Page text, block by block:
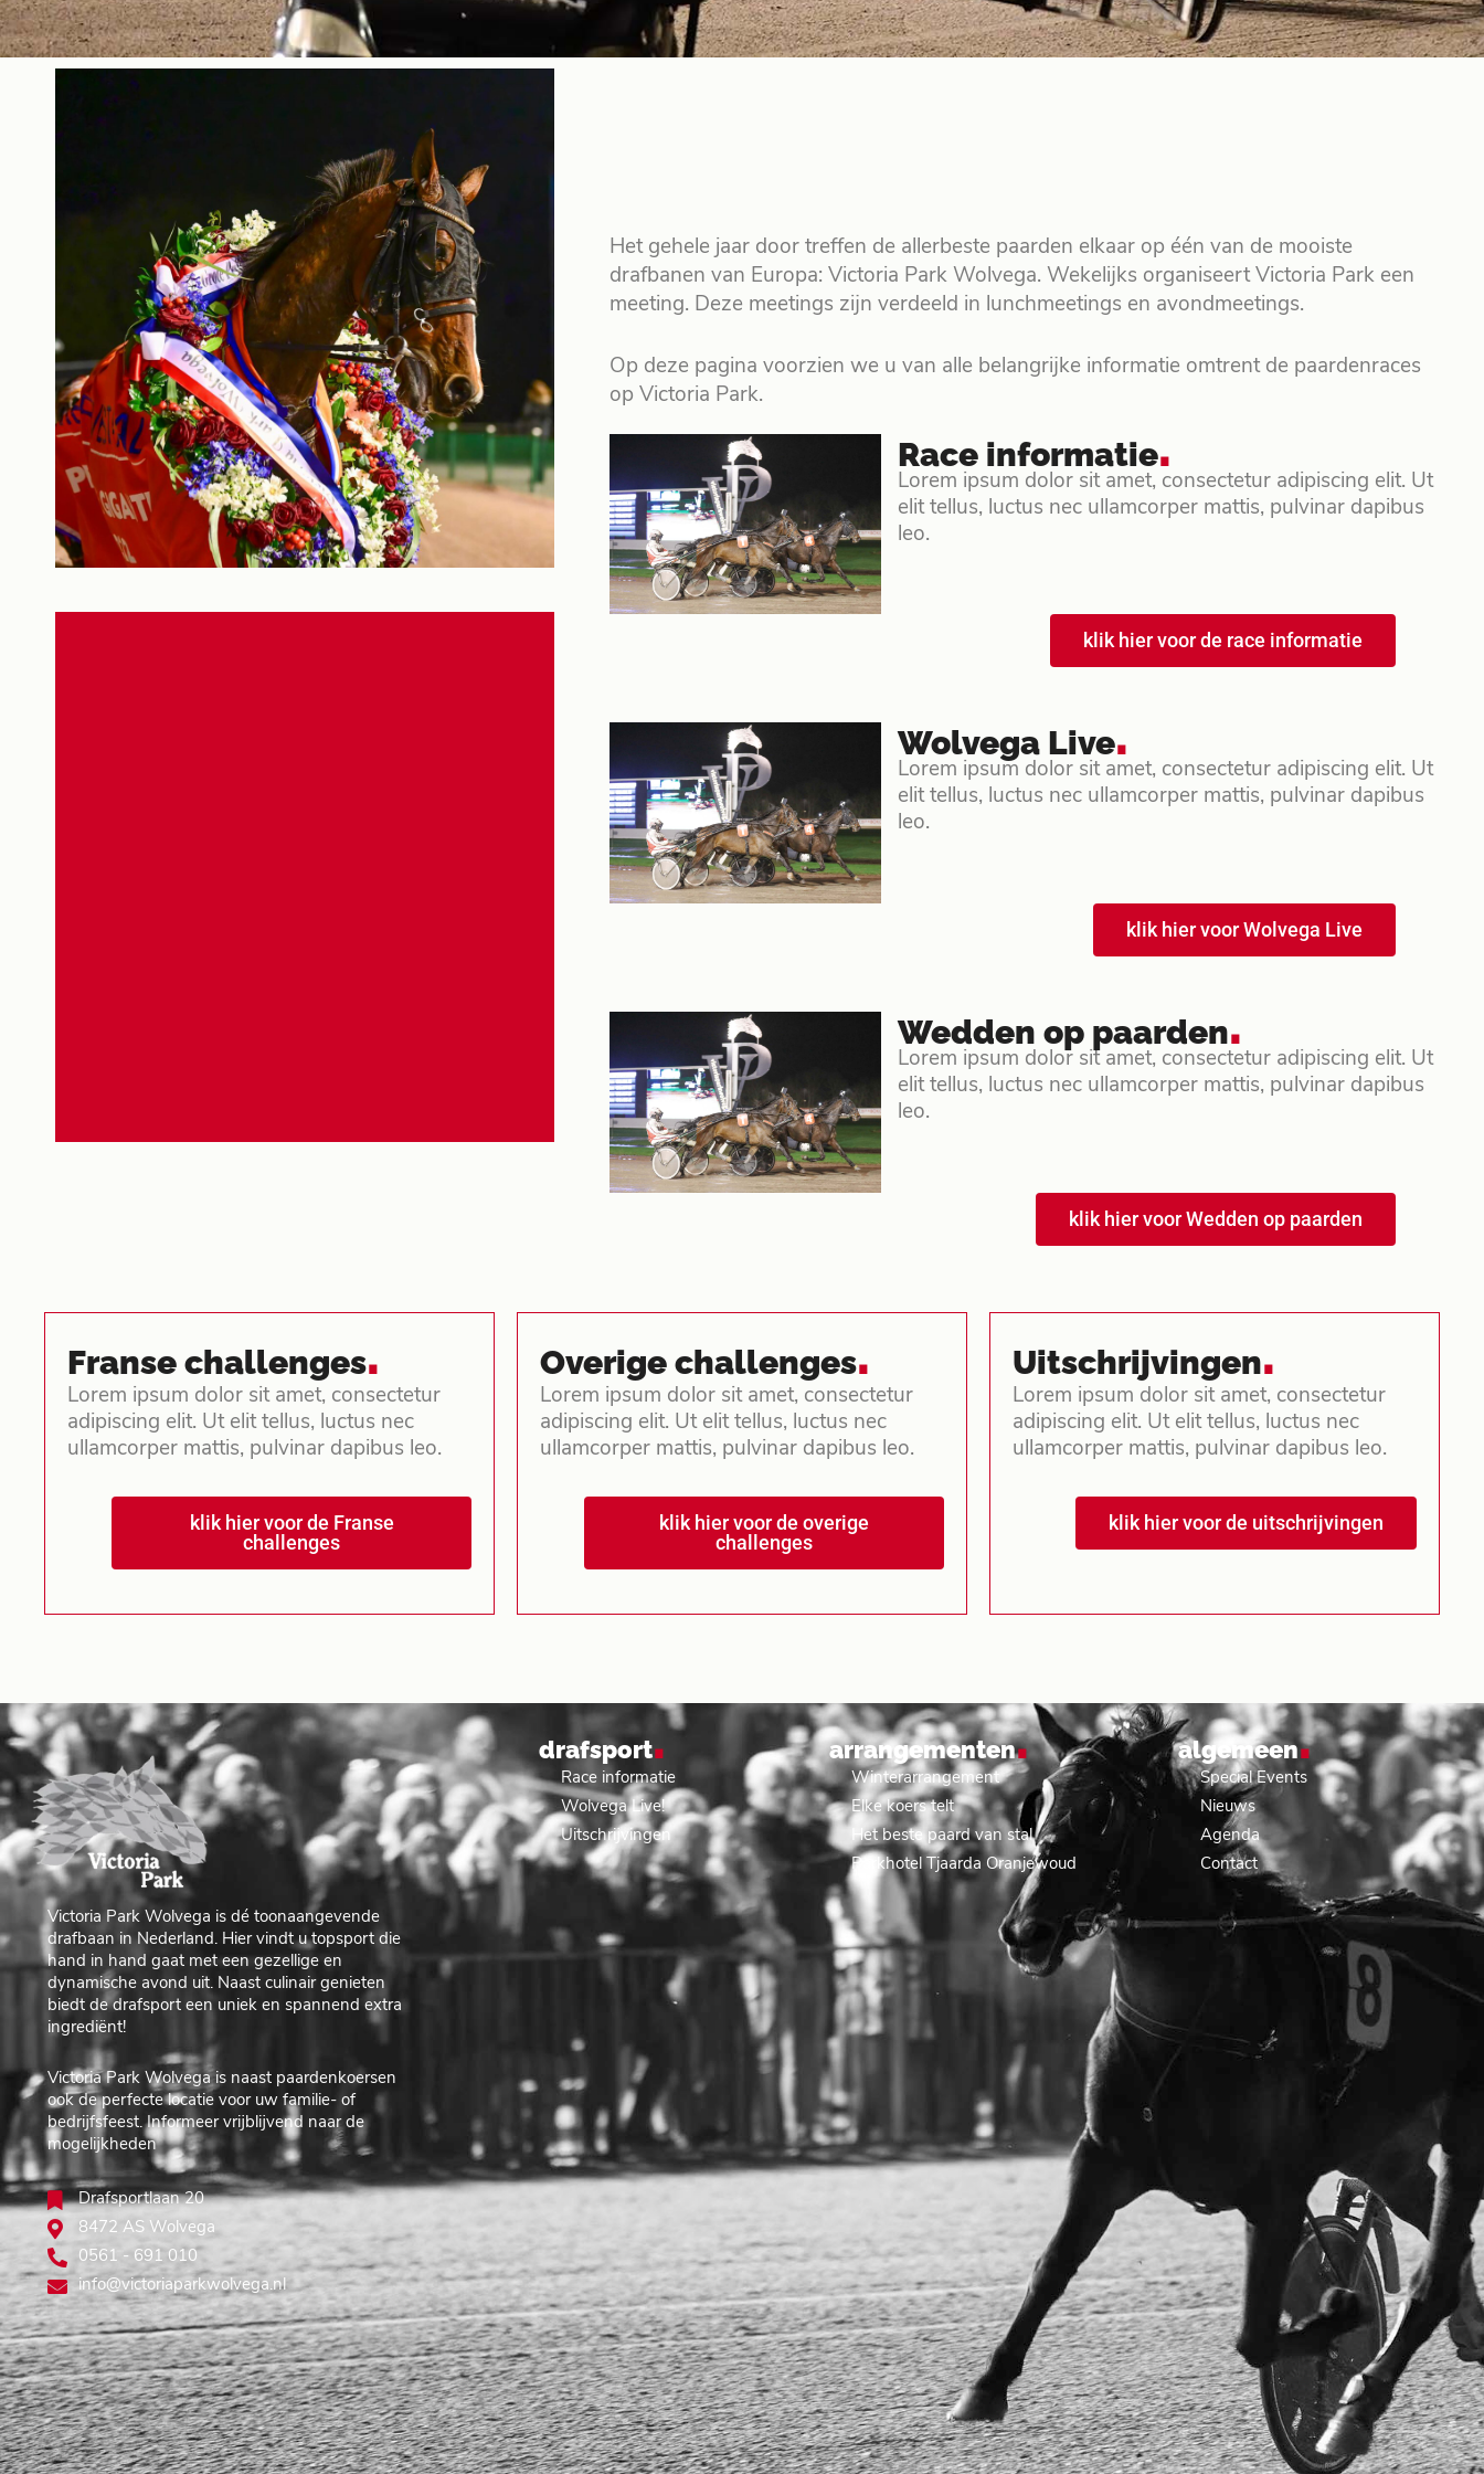
Het gehele jaar door treffen de allerbeste paarden elkaar op één van de mooiste
drafbanen van Europa: Victoria Park Wolvega. Wekelijks organiseert Victoria Park een
meeting. Deze meetings zijn verdeeld in lunchmeetings en avondmeetings.
Op deze pagina voorzien we u van alle belangrijke informatie omtrent de paardenraces
op Victoria Park.
Race informatie.
Lorem ipsum dolor sit amet, consectetur adipiscing elit. Ut
elit tellus, luctus nec ullamcorper mattis, pulvinar dapibus
leo.
klik hier voor de race informatie
Wolvega Live.
Lorem ipsum dolor sit amet, consectetur adipiscing elit. Ut
elit tellus, luctus nec ullamcorper mattis, pulvinar dapibus
leo.
klik hier voor Wolvega Live
Wedden op paarden.
Lorem ipsum dolor sit amet, consectetur adipiscing elit. Ut
elit tellus, luctus nec ullamcorper mattis, pulvinar dapibus
leo.
klik hier voor Wedden op paarden
Franse challenges.
Lorem ipsum dolor sit amet, consectetur
adipiscing elit. Ut elit tellus, luctus nec
ullamcorper mattis, pulvinar dapibus leo.
klik hier voor de Franse
challenges
Overige challenges.
Lorem ipsum dolor sit amet, consectetur
adipiscing elit. Ut elit tellus, luctus nec
ullamcorper mattis, pulvinar dapibus leo.
klik hier voor de overige
challenges
Uitschrijvingen.
Lorem ipsum dolor sit amet, consectetur
adipiscing elit. Ut elit tellus, luctus nec
ullamcorper mattis, pulvinar dapibus leo.
klik hier voor de uitschrijvingen
Victoria Park Wolvega is dé toonaangevende
drafbaan in Nederland. Hier vindt u topsport die
hand in hand gaat met een gezellige en
dynamische avond uit. Naast culinair genieten
biedt de drafsport een uniek en spannend extra
ingrediënt!
Victoria Park Wolvega is naast paardenkoersen
ook de perfecte locatie voor uw familie- of
bedrijfsfeest. Informeer vrijblijvend naar de
mogelijkheden
Drafsportlaan 20
8472 AS Wolvega
0561 - 691 010
info@victoriaparkwolvega.nl
drafsport.
Race informatie
Wolvega Live!
Uitschrijvingen
arrangementen.
Winterarrangement
Elke koers telt
Het beste paard van stal
Parkhotel Tjaarda Oranjewoud
algemeen.
Special Events
Nieuws
Agenda
Contact